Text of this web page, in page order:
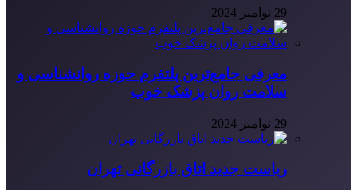
29 نوامبر 2024
معرفی جامع‌ترین پلتفرم حوزه روانشناسی و
سلامت روان پزشک خوب
29 نوامبر 2024
ریاست جدید اتاق بازرگانی تهران